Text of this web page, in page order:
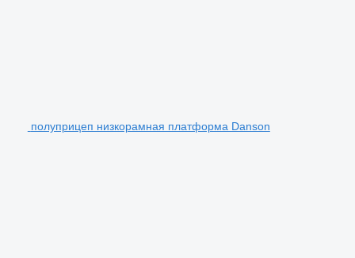
полуприцеп низкорамная платформа Danson